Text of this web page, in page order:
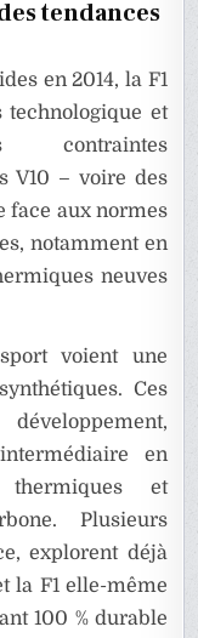
tendances
en 2014, la F1
technologique et
contraintes
V10 – voire des
face aux normes
notamment en
neuves
voient une
Ces
en
thermiques et
Plusieurs
explorent déjà
la F1 elle-même
100 % durable